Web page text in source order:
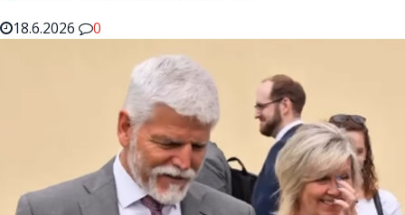
18.6.2026
0